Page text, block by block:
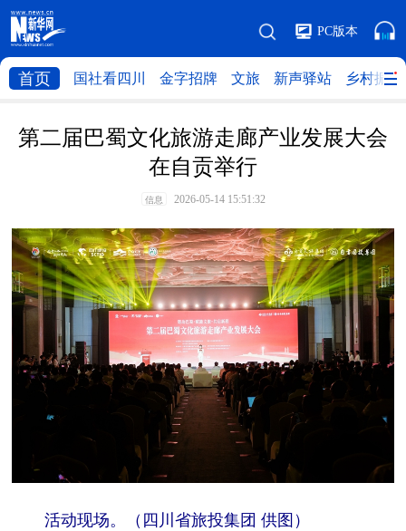
PC版本
首页 国社看四川 金字招牌 文旅 新声驿站 乡村振兴
第二届巴蜀文化旅游走廊产业发展大会
在自贡举行
信息 2026-05-14 15:51:32
活动现场。（四川省旅投集团 供图）